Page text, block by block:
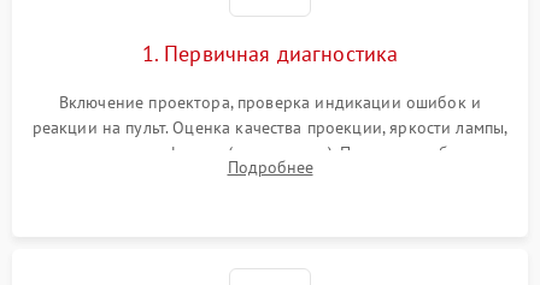
1. Первичная диагностика
Включение проектора, проверка индикации ошибок и
реакции на пульт. Оценка качества проекции, яркости лампы,
наличия артефактов (точки, пятна). Проверка работы
системы охлаждения по уровню шума вентиляторов.
Подробнее